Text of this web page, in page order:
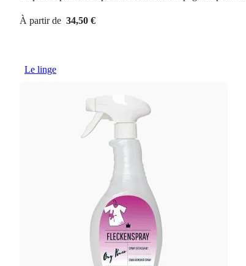
À partir de 34,50 €
Le linge